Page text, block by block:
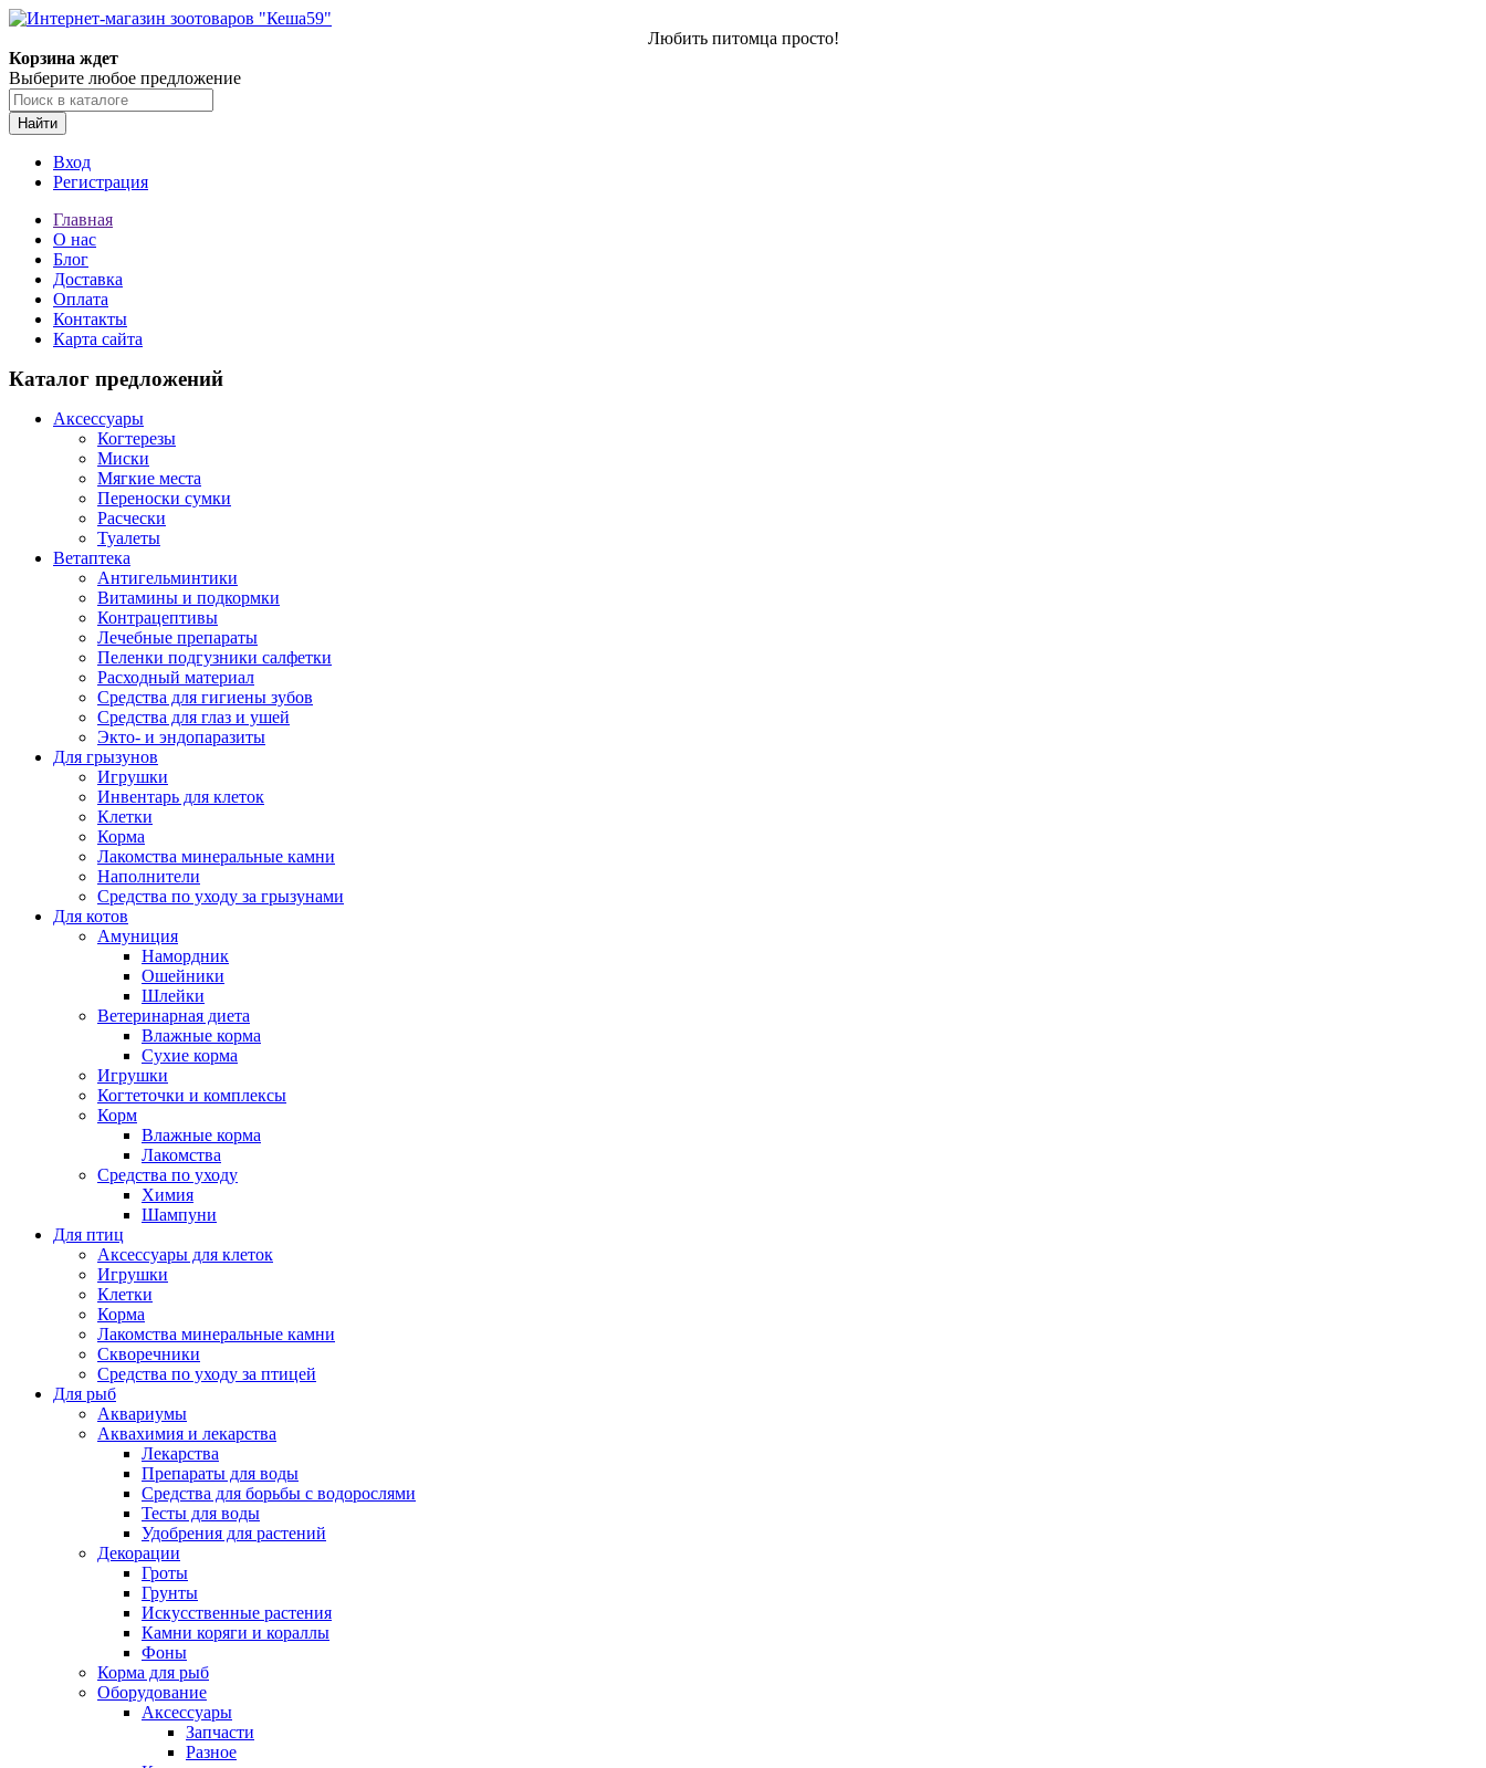
Любить питомца просто!
Корзина ждет
Выберите любое предложение
Найти
Вход
Регистрация
Главная
О нас
Блог
Доставка
Оплата
Контакты
Карта сайта
Каталог предложений
Аксессуары
Когтерезы
Миски
Мягкие места
Переноски сумки
Расчески
Туалеты
Ветаптека
Антигельминтики
Витамины и подкормки
Контрацептивы
Лечебные препараты
Пеленки подгузники салфетки
Расходный материал
Средства для гигиены зубов
Средства для глаз и ушей
Экто- и эндопаразиты
Для грызунов
Игрушки
Инвентарь для клеток
Клетки
Корма
Лакомства минеральные камни
Наполнители
Средства по уходу за грызунами
Для котов
Амуниция
Намордник
Ошейники
Шлейки
Ветеринарная диета
Влажные корма
Сухие корма
Игрушки
Когтеточки и комплексы
Корм
Влажные корма
Лакомства
Средства по уходу
Химия
Шампуни
Для птиц
Аксессуары для клеток
Игрушки
Клетки
Корма
Лакомства минеральные камни
Скворечники
Средства по уходу за птицей
Для рыб
Аквариумы
Аквахимия и лекарства
Лекарства
Препараты для воды
Средства для борьбы с водорослями
Тесты для воды
Удобрения для растений
Декорации
Гроты
Грунты
Искусственные растения
Камни коряги и кораллы
Фоны
Корма для рыб
Оборудование
Аксессуары
Запчасти
Разное